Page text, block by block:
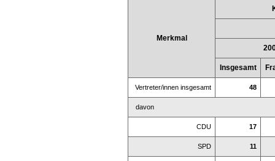
Merkmal
Insgesamt
Vertreter/innen insgesamt 48
davon
CDU 17
SPD 11